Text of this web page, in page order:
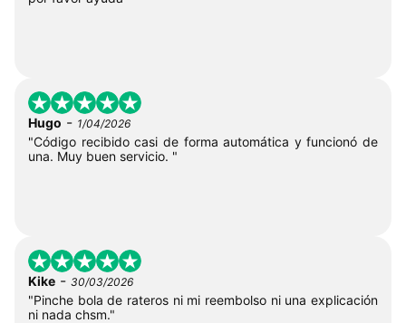
Hugo - 1/04/2026
"Código recibido casi de forma automática y funcionó de
una. Muy buen servicio. "
Kike - 30/03/2026
"Pinche bola de rateros ni mi reembolso ni una explicación
ni nada chsm."